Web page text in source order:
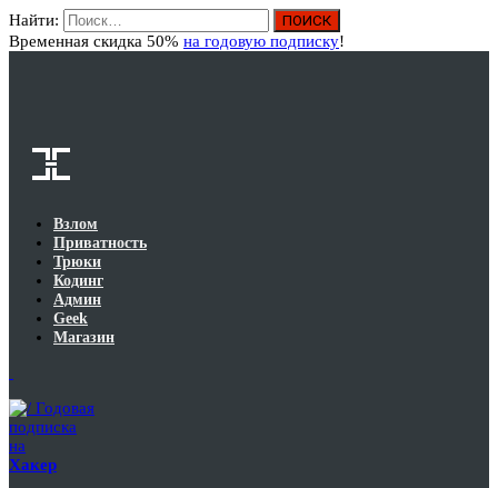
Найти:
Временная скидка 50% на годовую подписку!
Взлом
Приватность
Трюки
Кодинг
Админ
Geek
Магазин
Годовая
подписка
на
Хакер